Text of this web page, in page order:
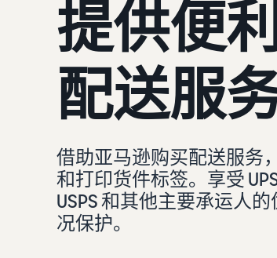
发布商品
了解如何匹配或创建商品信息
为商品定价
了解如何设置有竞争力的价格
确定配送方式
获得超过 $50,000 的新卖家入门大
通过抵免额度、奖励和专属权益开始销售并
可选成本
了解可选亚马逊服务的费用
获取商品的预估金额
预览销售费用、配送成本和收入
获取商品评论
通过 Amazon Vine 获得高质量的评论
解锁品牌分析
通过品牌分析获取可操作的绩效数据
创建专门店铺以展示您的品牌
验证商品
通过 Transparency 服务确保买家收到正品
推广
在亚马逊商城内外吸引更多买家
销售 B2B
与企业买家建立联系
向全球亚马逊买家销售商品
查找应用和服务提供商
查找软件和服务提供商
如何在线销售
简要了解电子商务业务的经营事宜
什么是直运？
了解如何外包处理和配送
了解如何发布和销售各种分类的新商品
如何在网上开店
获得创建电子商务店铺的技巧
提供便
配送服
借助亚马逊购买配送服务
和打印货件标签。享受
USPS 和其他主要承运人
况保护。